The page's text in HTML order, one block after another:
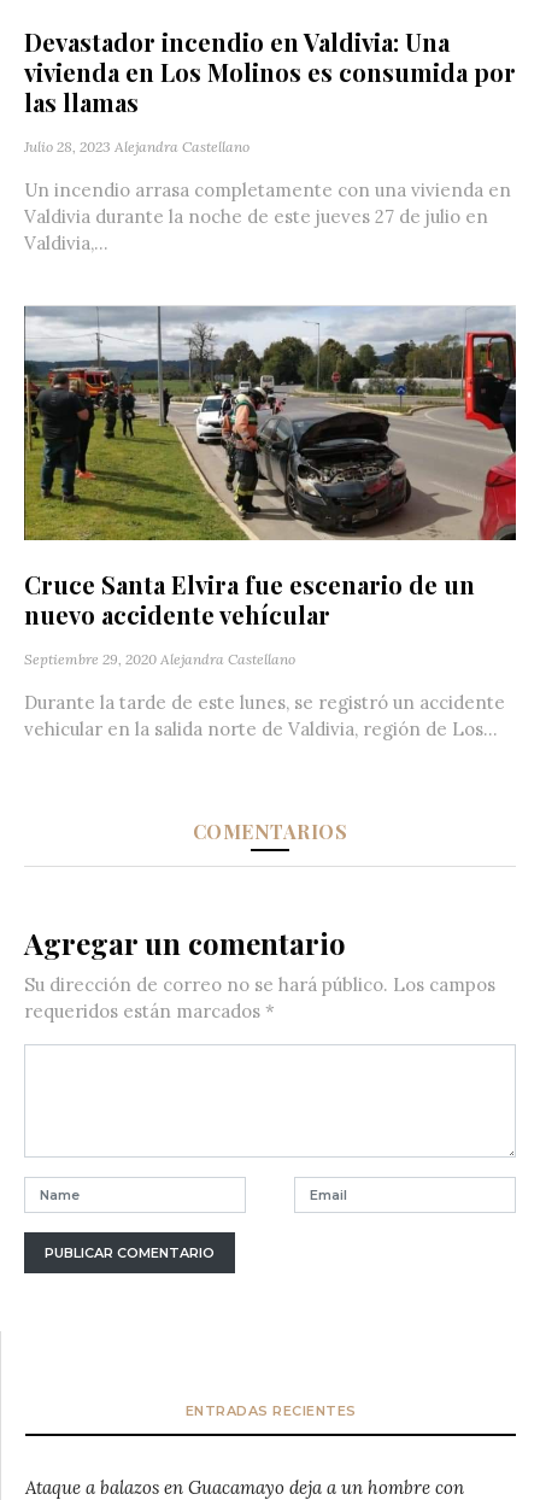
Devastador incendio en Valdivia: Una
vivienda en Los Molinos es consumida por
las llamas
Julio 28, 2023 Alejandra Castellano
Un incendio arrasa completamente con una vivienda en
Valdivia durante la noche de este jueves 27 de julio en
Valdivia,...
Cruce Santa Elvira fue escenario de un
nuevo accidente vehícular
Septiembre 29, 2020 Alejandra Castellano
Durante la tarde de este lunes, se registró un accidente
vehicular en la salida norte de Valdivia, región de Los...
COMENTARIOS
Agregar un comentario
Su dirección de correo no se hará público. Los campos
requeridos están marcados *
ENTRADAS RECIENTES
Ataque a balazos en Guacamayo deja a un hombre con